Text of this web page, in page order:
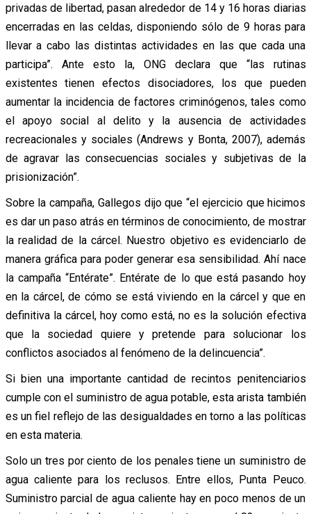
privadas de libertad, pasan alrededor de 14 y 16 horas diarias
encerradas en las celdas, disponiendo sólo de 9 horas para
llevar a cabo las distintas actividades en las que cada una
participa”. Ante esto la, ONG declara que “las rutinas
existentes tienen efectos disociadores, los que pueden
aumentar la incidencia de factores criminógenos, tales como
el apoyo social al delito y la ausencia de actividades
recreacionales y sociales (Andrews y Bonta, 2007), además
de agravar las consecuencias sociales y subjetivas de la
prisionización”.
Sobre la campaña, Gallegos dijo que “el ejercicio que hicimos
es dar un paso atrás en términos de conocimiento, de mostrar
la realidad de la cárcel. Nuestro objetivo esevidenciarlo de
manera gráfica para poder generar esa sensibilidad. Ahí nace
la campaña “Entérate”. Entérate de lo que está pasando hoy
en la cárcel, de cómo se está viviendo en la cárcel y que en
definitiva la cárcel, hoy como está, no es la solución efectiva
que la sociedad quiere y pretende para solucionar los
conflictos asociados al fenómeno de la delincuencia”.
Si bien una importante cantidad de recintos penitenciarios
cumple con el suministro de agua potable, esta arista también
es un fiel reflejo de las desigualdades en torno a las políticas
en esta materia.
Solo un tres por ciento de los penales tiene un suministro de
agua caliente para los reclusos. Entre ellos, Punta Peuco.
Suministro parcial de agua caliente hay en poco menos de un